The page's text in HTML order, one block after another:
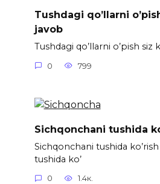
Tushdagi qo’llarni
javob
Tushdagi qo’llarni o’pish siz
0 799
Sichqonchani tushida
Sichqonchani tushida
tushida ko’
0 1.4к.